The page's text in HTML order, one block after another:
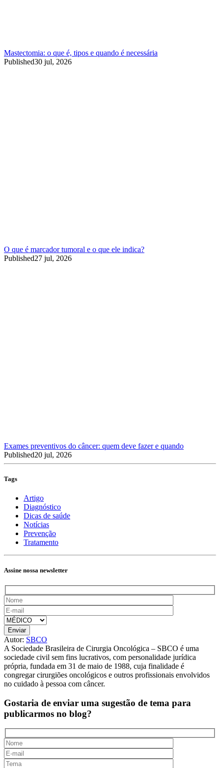
Mastectomia: o que é, tipos e quando é necessária
Published30 jul, 2026
O que é marcador tumoral e o que ele indica?
Published27 jul, 2026
Exames preventivos do câncer: quem deve fazer e quando
Published20 jul, 2026
Tags
Artigo
Diagnóstico
Dicas de saúde
Notícias
Prevenção
Tratamento
Assine nossa newsletter
Autor: SBCO
A Sociedade Brasileira de Cirurgia Oncológica – SBCO é uma
sociedade civil sem fins lucrativos, com personalidade jurídica
própria, fundada em 31 de maio de 1988, cuja finalidade é
congregar cirurgiões oncológicos e outros profissionais envolvidos
no cuidado à pessoa com câncer.
Gostaria de enviar uma sugestão de tema para
publicarmos no blog?